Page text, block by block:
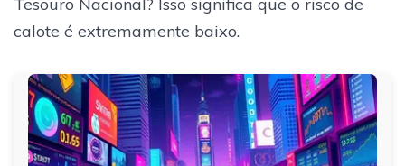
calote é extremamente baixo.